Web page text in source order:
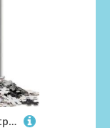
Puzzle für 1000 Teile „Skelettpaar“, Puzzle 1000 Teile für Erwachsene, interaktives Familienspiel, geeignet für Kinder ab 14 Jahren (Größe 26x38cm)